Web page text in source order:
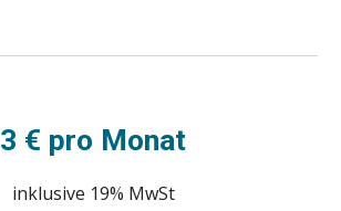
3 € pro Monat
inklusive 19% MwSt